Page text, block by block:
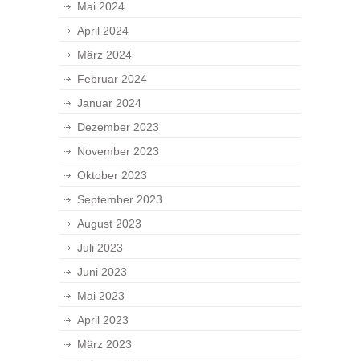
Mai 2024
April 2024
März 2024
Februar 2024
Januar 2024
Dezember 2023
November 2023
Oktober 2023
September 2023
August 2023
Juli 2023
Juni 2023
Mai 2023
April 2023
März 2023